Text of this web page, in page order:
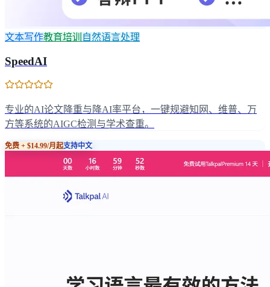
文本写作教育培训 自然语言处理
SpeedAI
专业的AI论文降重与降AI率平台，一键规避知网、维普、万
方等系统的AIGC检测与学术查重。
免费 + $14.99/月起支持中文